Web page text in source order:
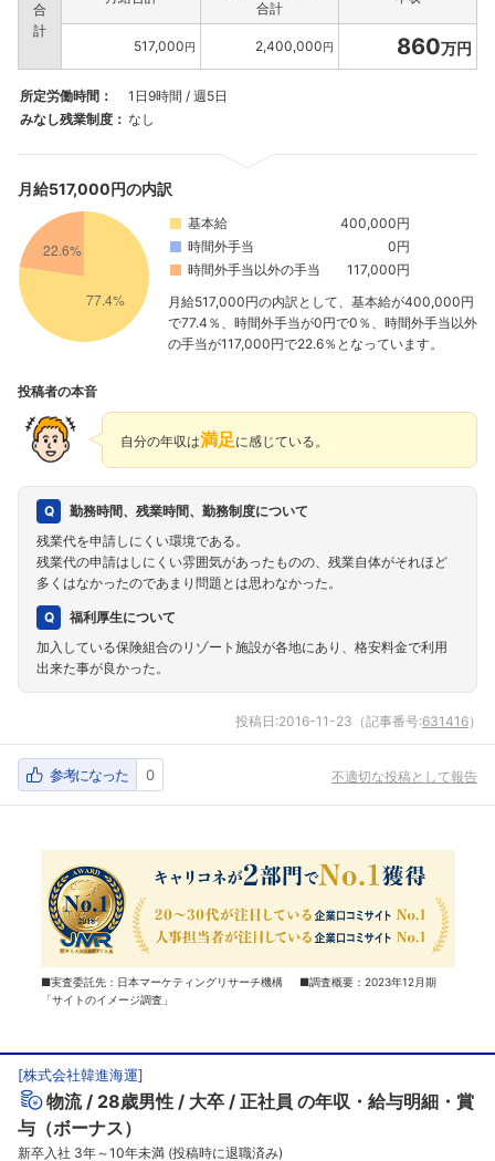
合
計
合計
517,000円 2,400,000円 860万円
所定労働時間：
1日9時間 / 週5日
みなし残業制度： なし
月給517,000円の内訳
基本給
400,000円
時間外手当
0円
時間外手当以外の手当
117,000円
月給517,000円の内訳として、基本給が400,000円
で77.4％、時間外手当が0円で0％、時間外手当以外
の手当が117,000円で22.6％となっています。
投稿者の本音
自分の年収は満足 に感じている。
勤務時間、残業時間、勤務制度について
残業代を申請しにくい環境である。
残業代の申請はしにくい雰囲気があったものの、残業自体がそれほど
多くはなかったのであまり問題とは思わなかった。
福利厚生について
加入している保険組合のリゾート施設が各地にあり、格安料金で利用
出来た事が良かった。
投稿日:2016-11-23 （記事番号:631416）
参考になった 0 不適切な投稿として報告
■実査委託先：日本マーケティングリサーチ機構 ■調査概要：2023年12月期
「サイトのイメージ調査」
[株式会社韓進海運]
物流 28歳男性 大卒 正社員 の年収・給与明細・賞
与（ボーナス）
新卒入社 3年～10年未満 (投稿時に退職済み)